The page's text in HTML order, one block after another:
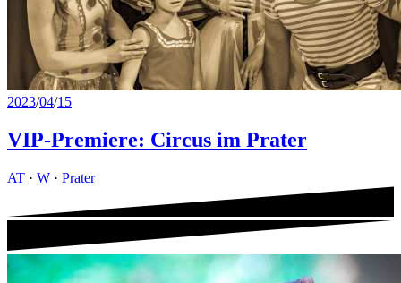
2023/04/15
VIP-Premiere: Circus im Prater
AT · W · Prater